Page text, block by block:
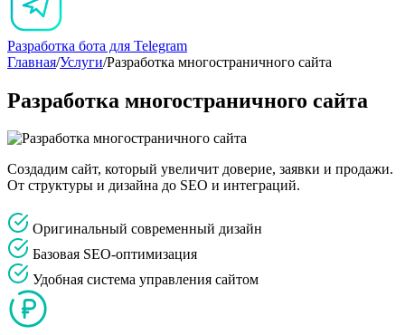
Разработка бота для Telegram
Главная/Услуги/Разработка многостраничного сайта
Разработка многостраничного сайта
Создадим сайт, который увеличит доверие, заявки и продажи.
От структуры и дизайна до SEO и интеграций.
Оригинальный современный дизайн
Базовая SEO-оптимизация
Удобная система управления сайтом